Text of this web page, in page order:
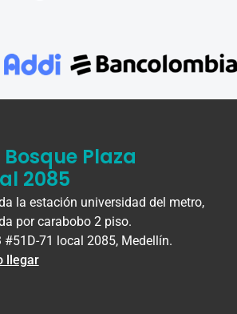
Bosque Plaza
2085
la estación universidad del metro,
por carabobo 2 piso.
#51D-71 local 2085, Medellín.
llegar